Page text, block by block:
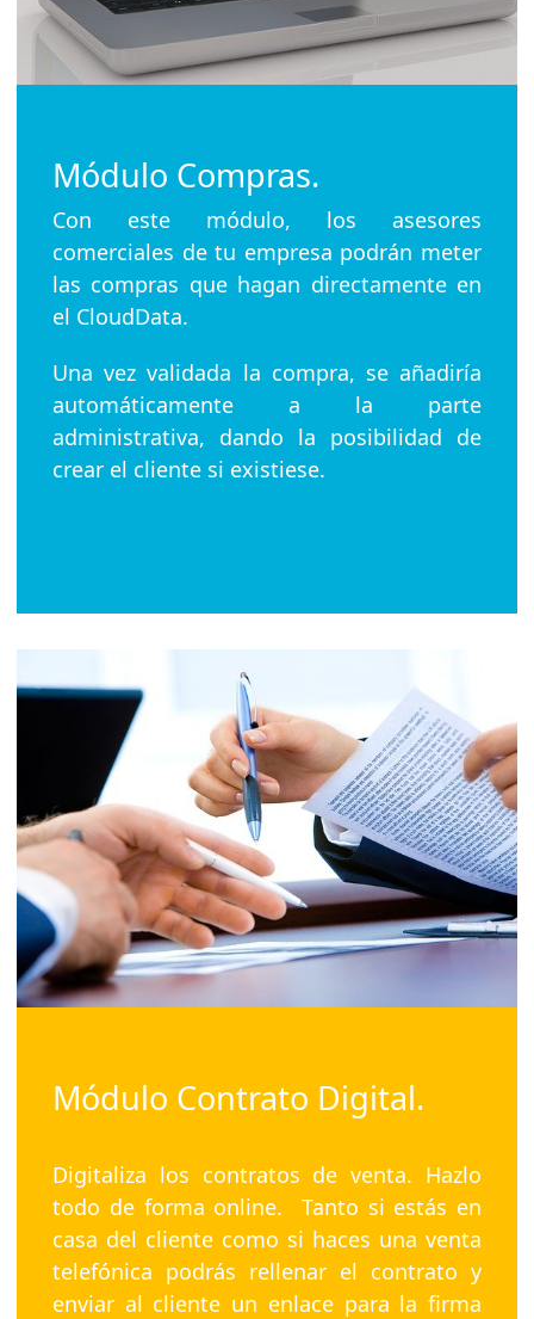
Módulo Compras.
Con este módulo, los asesores
comerciales de tu empresa podrán meter
las compras que hagan directamente en
el CloudData.
Una vez validada la compra, se añadiría
automáticamente a la parte
administrativa, dando la posibilidad de
crear el cliente si existiese.
Módulo Contrato Digital.
Digitaliza los contratos de venta. Hazlo
todo de forma online. Tanto si estás en
casa del cliente como si haces una venta
telefónica podrás rellenar el contrato y
enviar al cliente un enlace para la firma